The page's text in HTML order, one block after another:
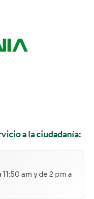
a la ciudadanía:
am y de 2 pm a